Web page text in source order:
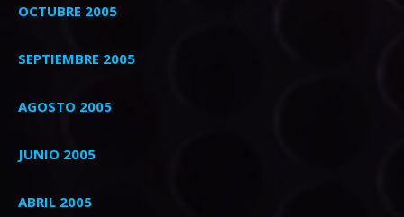
OCTUBRE 2005
SEPTIEMBRE 2005
AGOSTO 2005
JUNIO 2005
ABRIL 2005